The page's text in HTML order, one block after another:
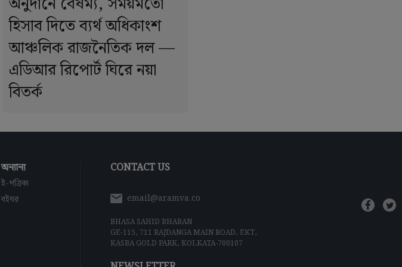
হিসাব দিতে ব্যর্থ অধিকাংশ
আঞ্চলিক রাজনৈতিক দল —
এডিআর রিপোর্ট ঘিরে নয়া
বিতর্ক
অন্যান্য
ই-পত্রিকা
বইঘর
CONTACT US
email@aramva.co
BHASA SAHID BHABAN
GE-115, 711 RAJDANGA MAIN ROAD, EKT,
KASBA GOLD PARK, KOLKATA-700107